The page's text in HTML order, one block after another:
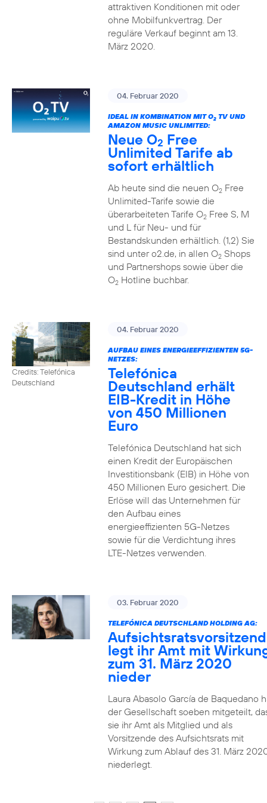
attraktiven Konditionen mit oder
ohne Mobilfunkvertrag. Der
reguläre Verkauf beginnt am 13.
März 2020.
04. Februar 2020
IDEAL IN KOMBINATION MIT O2TV UND
AMAZON MUSIC UNLIMITED:
Neue O2 Free
Unlimited Tarife ab
sofort erhältlich
Ab heute sind die neuen O2Free
Unlimited-Tarife sowie die
überarbeiteten Tarife O2Free S, M
und L für Neu- und für
Bestandskunden erhältlich. (1,2) Sie
sind unter o2.de, in allen O2Shops
und Partnershops sowie über die
O2Hotline buchbar.
Credits: Telefónica
Deutschland
04. Februar 2020
AUFBAU EINES ENERGIEEFFIZIENTEN 5G-
NETZES:
Telefónica
Deutschland erhält
EIB-Kredit in Höhe
von 450 Millionen
Euro
Telefónica Deutschland hat sich
einen Kredit der Europäischen
Investitionsbank (EIB) in Höhe von
450 Millionen Euro gesichert. Die
Erlöse will das Unternehmen für
den Aufbau eines
energieeffizienten 5G-Netzes
sowie für die Verdichtung ihres
LTE-Netzes verwenden.
03. Februar 2020
TELEFÓNICA DEUTSCHLAND HOLDING AG:
legt ihr Amt mit
zum 31. März 2020
nieder
Laura Abasolo García de Baquedano
der Gesellschaft soeben mitgeteilt,
sie ihr Amt als Mitglied und als
Vorsitzende des Aufsichtsrats mit
Wirkung zum Ablauf des 31. März
niederlegt.